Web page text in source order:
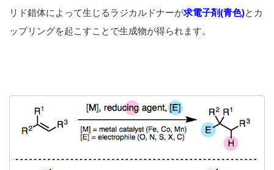
リド錯体によって生じるラジカルドナーが求電子剤(青色)とカ
ップリングを起こすことで生成物が得られます。